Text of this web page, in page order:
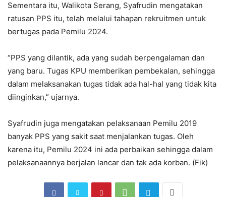
Sementara itu, Walikota Serang, Syafrudin mengatakan
ratusan PPS itu, telah melalui tahapan rekruitmen untuk
bertugas pada Pemilu 2024.
“PPS yang dilantik, ada yang sudah berpengalaman dan
yang baru. Tugas KPU memberikan pembekalan, sehingga
dalam melaksanakan tugas tidak ada hal-hal yang tidak kita
diinginkan,” ujarnya.
Syafrudin juga mengatakan pelaksanaan Pemilu 2019
banyak PPS yang sakit saat menjalankan tugas. Oleh
karena itu, Pemilu 2024 ini ada perbaikan sehingga dalam
pelaksanaannya berjalan lancar dan tak ada korban. (Fik)